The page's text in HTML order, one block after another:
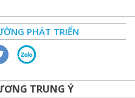
PHÁT TRIỂN
TRUNG Ý